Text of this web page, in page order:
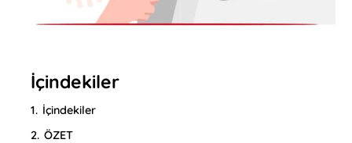
İçindekiler
1. İçindekiler
2. ÖZET